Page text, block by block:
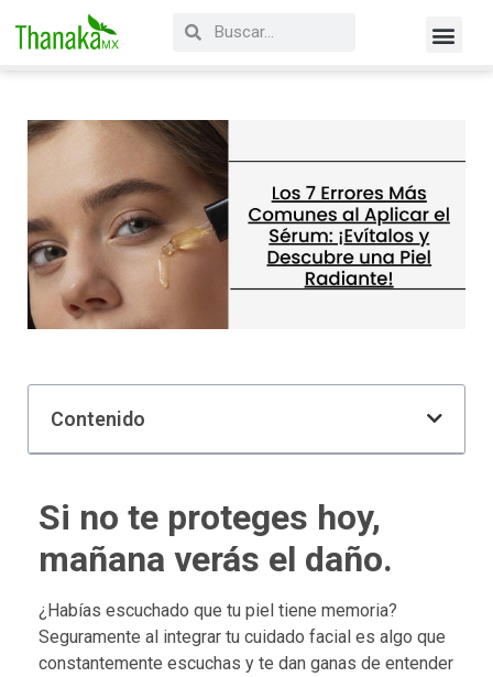
Contenido
Si no te proteges hoy,
mañana verás el daño.
¿Habías escuchado que tu piel tiene memoria?
Seguramente al integrar tu cuidado facial es algo que
constantemente escuchas y te dan ganas de entender